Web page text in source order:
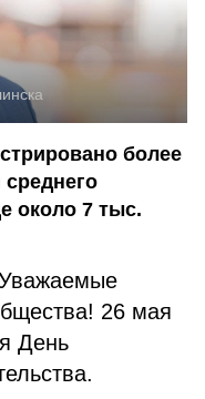
более
около 7 тыс.
26 мая
День